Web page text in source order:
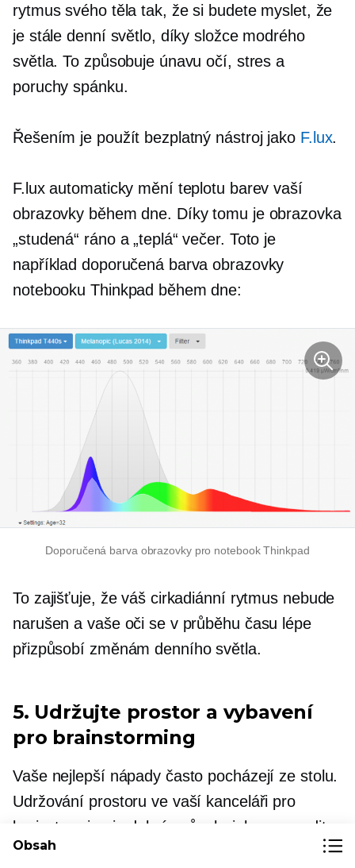
rytmus svého těla tak, že si budete myslet, že
je stále denní světlo, díky složce modrého
světla. To způsobuje únavu očí, stres a
poruchy spánku.
Řešením je použít bezplatný nástroj jako F.lux.
F.lux automaticky mění teplotu barev vaší
obrazovky během dne. Díky tomu je obrazovka
„studená“ ráno a „teplá“ večer. Toto je
například doporučená barva obrazovky
notebooku Thinkpad během dne:
Doporučená barva obrazovky pro notebook Thinkpad
To zajišťuje, že váš cirkadiánní rytmus nebude
narušen a vaše oči se v průběhu času lépe
přizpůsobí změnám denního světla.
5. Udržujte prostor a vybavení
pro brainstorming
Vaše nejlepší nápady často pocházejí ze stolu.
Udržování prostoru ve vaší kanceláři pro
brainstorming je dobrý způsob, jak rozproudit
kreativní šťávu.
Obsah